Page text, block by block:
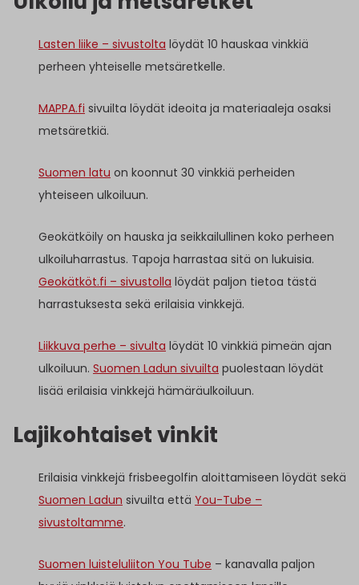
Lasten liike – sivustolta löydät 10 hauskaa vinkkiä
perheen yhteiselle metsäretkelle.
MAPPA.fi sivuilta löydät ideoita ja materiaaleja osaksi
metsäretkiä.
Suomen latu on koonnut 30 vinkkiä perheiden
yhteiseen ulkoiluun.
Geokätköily on hauska ja seikkailullinen koko perheen
ulkoiluharrastus. Tapoja harrastaa sitä on lukuisia.
Geokätköt.fi – sivustolla löydät paljon tietoa tästä
harrastuksesta sekä erilaisia vinkkejä.
Liikkuva perhe – sivulta löydät 10 vinkkiä pimeän ajan
ulkoiluun. Suomen Ladun sivuilta puolestaan löydät
lisää erilaisia vinkkejä hämäräulkoiluun.
Lajikohtaiset vinkit
Erilaisia vinkkejä frisbeegolfin aloittamiseen löydät sekä
Suomen Ladun sivuilta että You-Tube –
sivustoltamme.
Suomen luisteluliiton You Tube – kanavalla paljon